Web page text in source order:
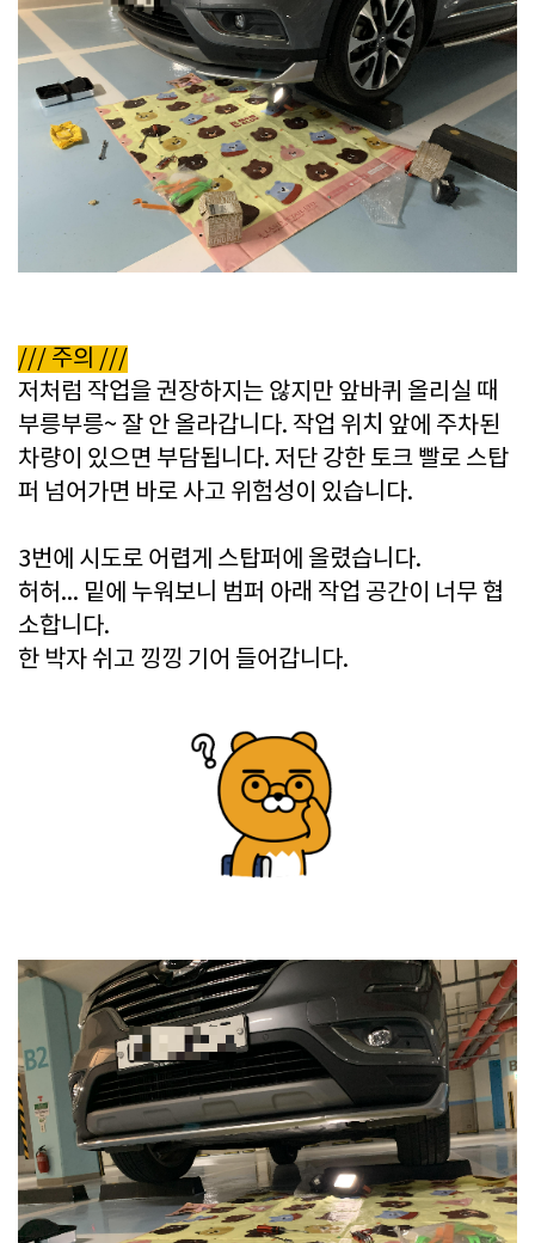
/// 주의 ///
저처럼 작업을 권장하지는 않지만 앞바퀴 올리실 때
부릉부릉~ 잘 안 올라갑니다. 작업 위치 앞에 주차된
차량이 있으면 부담됩니다. 저단 강한 토크 빨로 스탑
퍼 넘어가면 바로 사고 위험성이 있습니다.
3번에 시도로 어렵게 스탑퍼에 올렸습니다.
허허... 밑에 누워보니 범퍼 아래 작업 공간이 너무 협
소합니다.
한 박자 쉬고 낑낑 기어 들어갑니다.